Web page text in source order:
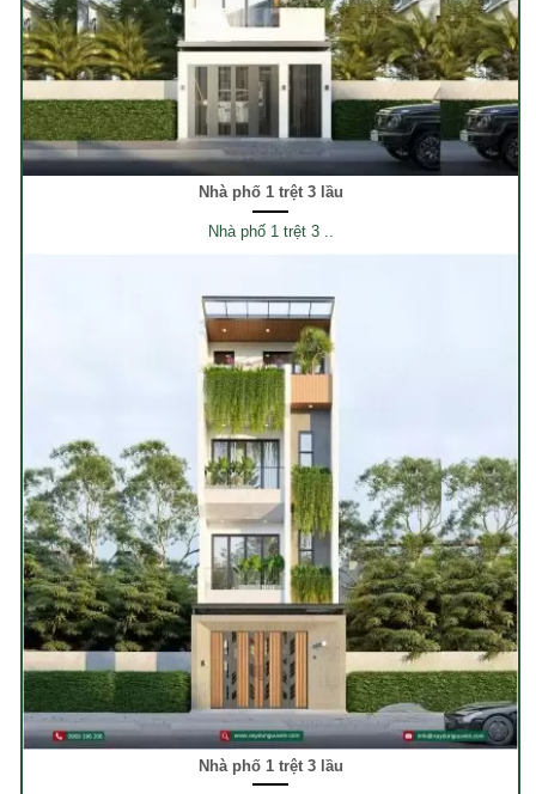
Nhà phố 1 trệt 3 lầu
Nhà phố 1 trệt 3 ..
Nhà phố 1 trệt 3 lầu